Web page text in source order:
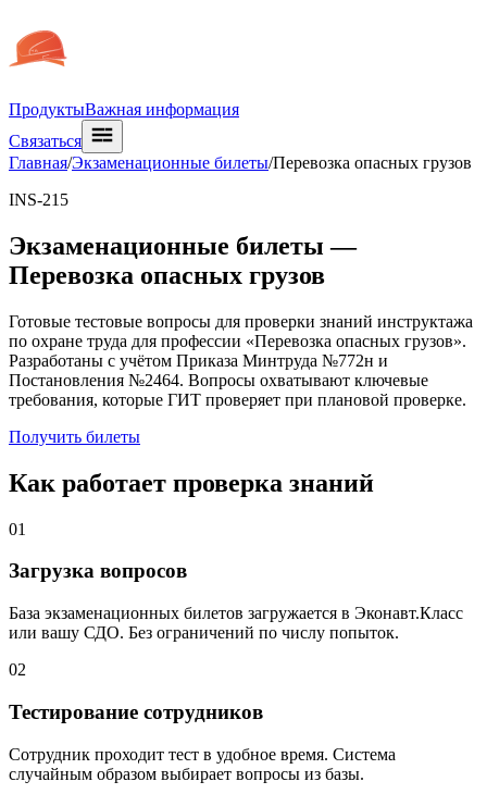
ПродуктыВажная информация
Связаться
Главная/Экзаменационные билеты/Перевозка опасных грузов
INS-215
Экзаменационные билеты —
Перевозка опасных грузов
Готовые тестовые вопросы для проверки знаний инструктажа
по охране труда для профессии «Перевозка опасных грузов».
Разработаны с учётом Приказа Минтруда №772н и
Постановления №2464. Вопросы охватывают ключевые
требования, которые ГИТ проверяет при плановой проверке.
Получить билеты
Как работает проверка знаний
01
Загрузка вопросов
База экзаменационных билетов загружается в Эконавт.Класс
или вашу СДО. Без ограничений по числу попыток.
02
Тестирование сотрудников
Сотрудник проходит тест в удобное время. Система
случайным образом выбирает вопросы из базы.